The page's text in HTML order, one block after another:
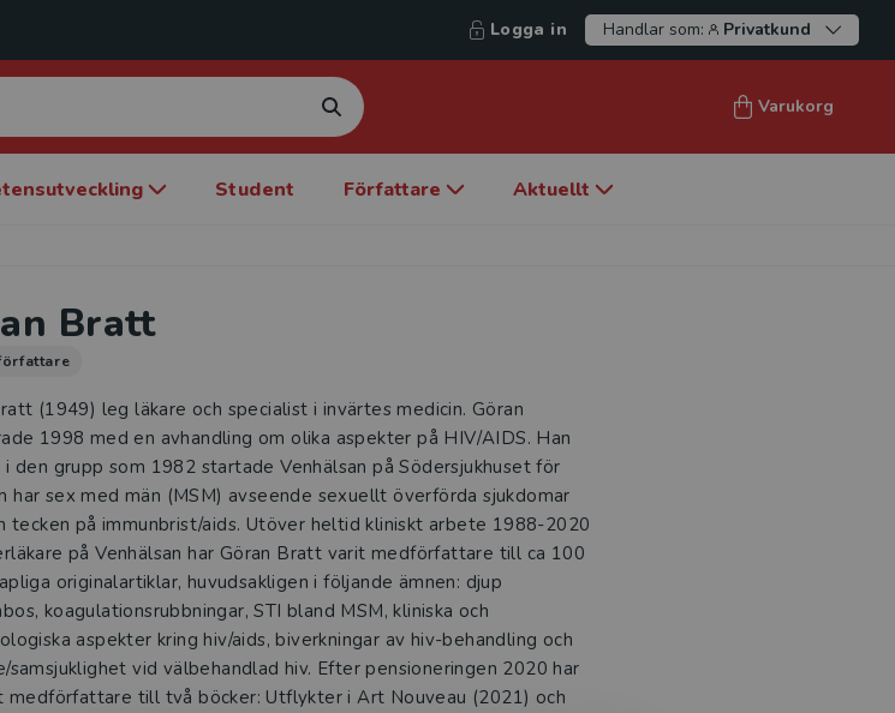
Logga in Handlar som: Privatkund
Varukorg
Student Författare Aktuellt
Bratt
(1949) leg läkare och specialist i invärtes medicin. Göran
1998 med en avhandling om olika aspekter på HIV/AIDS. Han
i den grupp som 1982 startade Venhälsan på Södersjukhuset för
har sex med män (MSM) avseende sexuellt överförda sjukdomar
tecken på immunbrist/aids. Utöver heltid kliniskt arbete 1988-2020
på Venhälsan har Göran Bratt varit medförfattare till ca 100
originalartiklar, huvudsakligen i följande ämnen: djup
koagulationsrubbningar, STI bland MSM, kliniska och
aspekter kring hiv/aids, biverkningar av hiv-behandling och
samsjuklighet vid välbehandlad hiv. Efter pensioneringen 2020 har
medförfattare till två böcker: Utflykter i Art Nouveau (2021) och